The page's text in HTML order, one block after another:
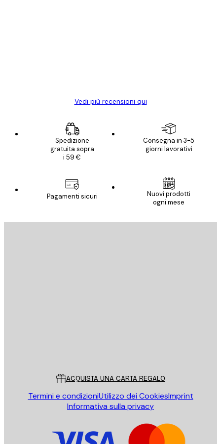
Vedi più recensioni qui
Spedizione
gratuita sopra
i 59 €
Consegna in 3-5
giorni lavorativi
Pagamenti sicuri
Nuovi prodotti
ogni mese
ACQUISTA UNA CARTA REGALO
Termini e condizioniUtilizzo dei CookiesImprint
Informativa sulla privacy